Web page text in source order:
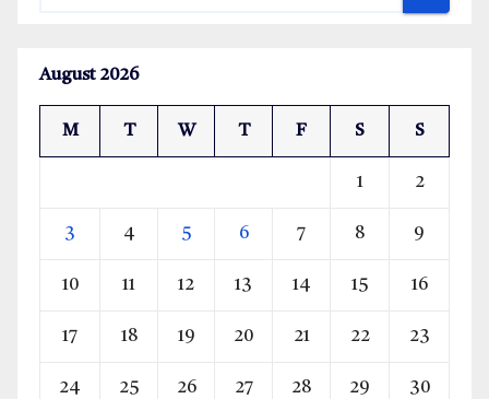
August 2026
M T W T F S S
1 2
3 4 5 6 7 8 9
10 11 12 13 14 15 16
17 18 19 20 21 22 23
24 25 26 27 28 29 30